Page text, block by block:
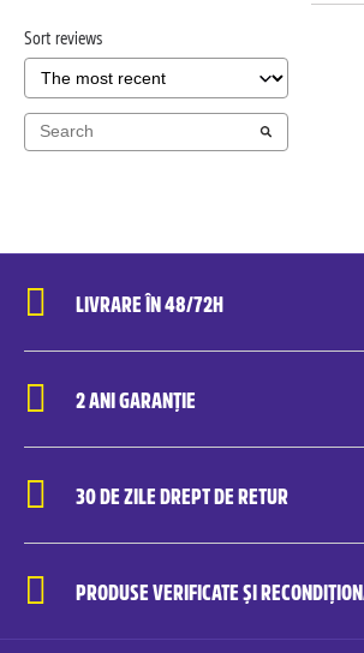
Sort reviews
LIVRARE ÎN 48/72H
2 ANI GARANȚIE
30 DE ZILE DREPT DE RETUR
PRODUSE VERIFICATE ȘI